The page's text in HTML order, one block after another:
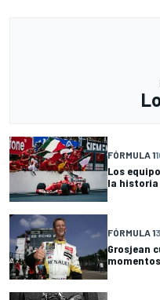
FÓRMULA 1
Los
la historia
FÓRMULA 1
Grosjean